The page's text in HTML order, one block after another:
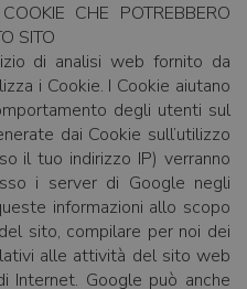
CHE POTREBBERO
SITO
di analisi web fornito da
i Cookie. I Cookie aiutano
degli utenti sul
dai Cookie sull’utilizzo
il tuo indirizzo IP) verranno
i server di Google negli
informazioni allo scopo
sito, compilare per noi dei
alle attività del sito web
Internet. Google può anche